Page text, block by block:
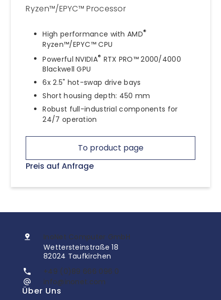
Ryzen™/EPYC™ Processor
High performance with AMD®
Ryzen™/EPYC™ CPU
Powerful NVIDIA® RTX PRO™ 2000/4000
Blackwell GPU
6x 2.5" hot-swap drive bays
Short housing depth: 450 mm
Robust full-industrial components for
24/7 operation
To product page
Preis auf Anfrage
InoNet Computer GmbH
Wettersteinstraße 18
82024 Taufkirchen
+49 (0)89 666 096 0
info@inonet.com
Über Uns